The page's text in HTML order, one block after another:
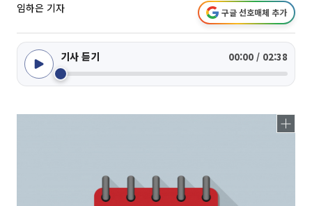
임하은 기자 구글 선호매체 추가
기사 듣기 00:00 / 02:38